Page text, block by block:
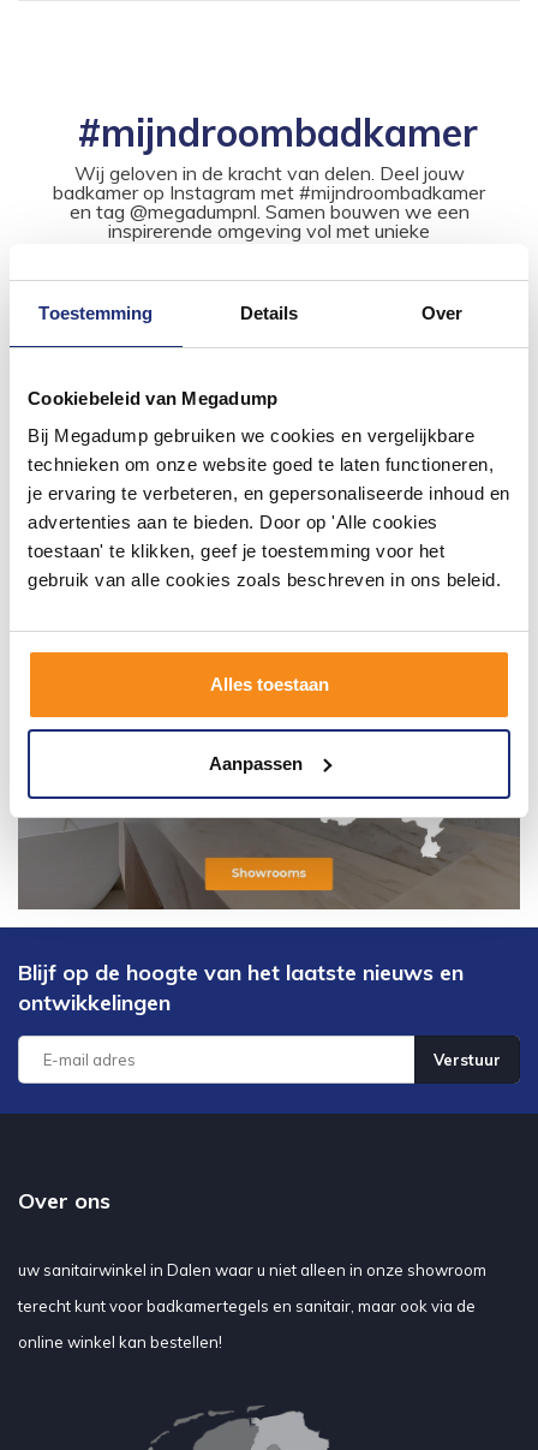
Toestemming Details Over
Cookiebeleid van Megadump
Bij Megadump gebruiken we cookies en vergelijkbare
technieken om onze website goed te laten functioneren,
je ervaring te verbeteren, en gepersonaliseerde inhoud en
advertenties aan te bieden. Door op 'Alle cookies
toestaan' te klikken, geef je toestemming voor het
gebruik van alle cookies zoals beschreven in ons beleid.
Alles toestaan
Aanpassen
#mijndroombadkamer
Wij geloven in de kracht van delen. Deel jouw
badkamer op Instagram met #mijndroombadkamer
en tag @megadumpnl. Samen bouwen we een
inspirerende omgeving vol met unieke
badkamerstijlen. Doe je mee?
Blijf op de hoogte van het laatste nieuws en
ontwikkelingen
Verstuur
Over ons
uw sanitairwinkel in Dalen waar u niet alleen in onze showroom
terecht kunt voor badkamertegels en sanitair, maar ook via de
online winkel kan bestellen!